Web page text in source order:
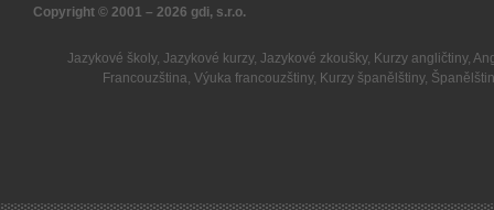
Copyright © 2001 – 2026 gdi, s.r.o.
Jazykové školy, Jazykové kurzy, Jazykové zkoušky, Kurzy angličtiny,
Francouzština,Výuka francouzštiny, Kurzy španělštiny,